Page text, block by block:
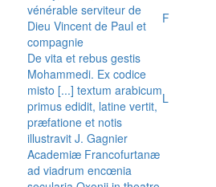
vénérable serviteur de
Dieu Vincent de Paul et
compagnie
F
De vita et rebus gestis
Mohammedi. Ex codice
misto [...] textum arabicum
primus edidit, latine vertit,
præfatione et notis
illustravit J. Gagnier
L
Academiæ Francofurtanæ
ad viadrum encœnia